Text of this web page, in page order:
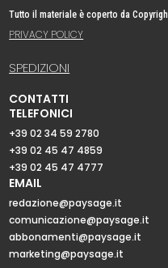
Tutto il materiale è coperto da
PRIVACY POLICY
SPEDIZIONI
CONTATTI
TELEFONICI
+39 02 34 59 2780
+39 02 45 47 4859
+39 02 45 47 4777
EMAIL
redazione@paysage.it
comunicazione@paysage.it
abbonamenti@paysage.it
marketing@paysage.it